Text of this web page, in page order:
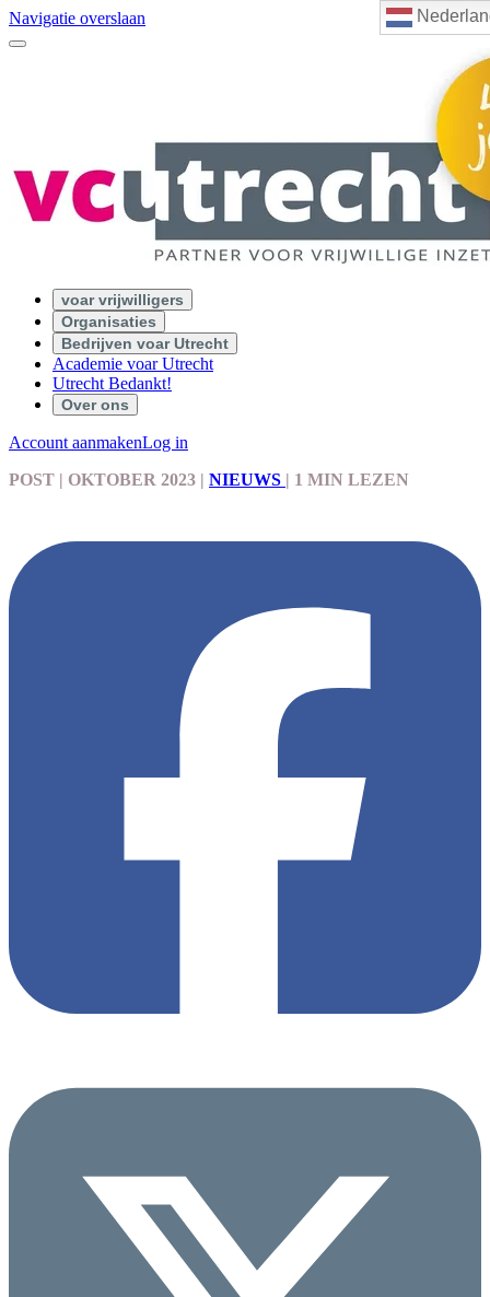
Navigatie overslaan
voar vrijwilligers
Organisaties
Bedrijven voar Utrecht
Academie voar Utrecht
Utrecht Bedankt!
Over ons
Account aanmakenLog in
POST | OKTOBER 2023 | NIEUWS | 1 MIN LEZEN